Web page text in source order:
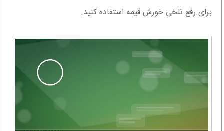
برای رفع تلخی خورش قیمه استفاده کنید.